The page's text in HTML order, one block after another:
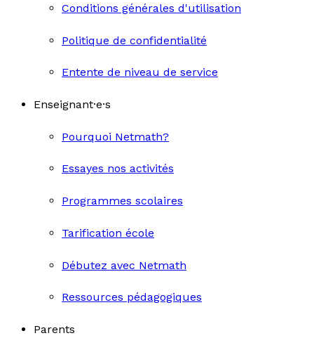
Conditions générales d'utilisation
Politique de confidentialité
Entente de niveau de service
Enseignant·e·s
Pourquoi Netmath?
Essayes nos activités
Programmes scolaires
Tarification école
Débutez avec Netmath
Ressources pédagogiques
Parents